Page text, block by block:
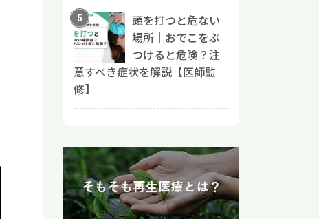
頭を打つと危ない
場所｜おでこをぶ
つけると危険？注
意すべき症状を解説【医師監
修】